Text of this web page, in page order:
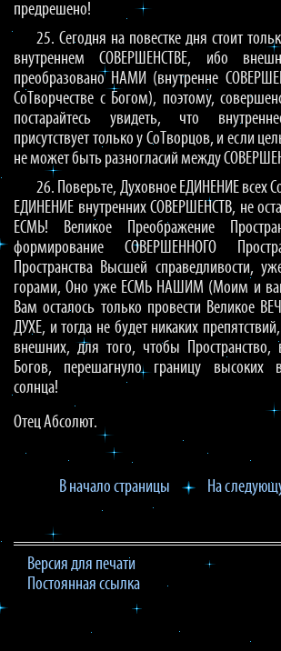
предрешено!
25. Сегодня на повестке дня стоит
внутреннем СОВЕРШЕНСТВЕ, ибо
преобразовано НАМИ (внутренне
СоТворчестве с Богом), поэтому,
постарайтесь увидеть, что
присутствует только у СоТворцов, и если
не может быть разногласий между
26. Поверьте, Духовное ЕДИНЕНИЕ всех
ЕДИНЕНИЕ внутренних СОВЕРШЕНСТВ, не
ЕСМЬ! Великое Преображение
формирование СОВЕРШЕННОГО
Пространства Высшей справедливости,
горами, Оно уже ЕСМЬ НАШИМ (Моим и
Вам осталось только провести Великое
ДУХЕ, и тогда не будет никаких
внешних, для того, чтобы
Богов, перешагнуло границу высоких
солнца!
Отец Абсолют.
В начало страницы На
Версия для печати
Постоянная ссылка